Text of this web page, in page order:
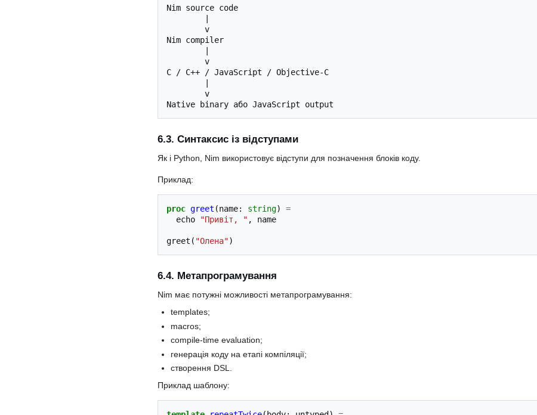
Nim source code
Nim compiler
C / C++ / JavaScript / Objective-C
6.3. Синтаксис із відступами
Як і Python, Nim використовує відступи для позначення блоків коду.
Приклад:
proc greet (name: string)
=
echo
"Привіт, " , name
greet ( "Олена")
6.4. Метапрограмування
Nim має потужні можливості метапрограмування:
templates;
macros;
compile-time evaluation;
генерація коду на етапі компіляції;
створення DSL.
Приклад шаблону: